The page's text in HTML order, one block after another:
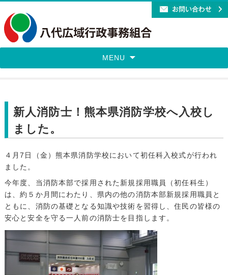
MENU
新人消防士！熊本県消防学校へ入校し
ました。
４月7日（金）熊本県消防学校において初任科入校式が行われ
ました。
今年度、当消防本部で採用された新規採用職員（初任科生）
は、約５か月間にわたり、県内の他の消防本部新規採用職員と
ともに、消防の基礎となる知識や技術を習得し、住民の皆様の
安心と安全を守る一人前の消防士を目指します。